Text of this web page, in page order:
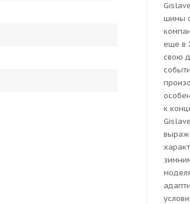
шины
еще в
свою
к